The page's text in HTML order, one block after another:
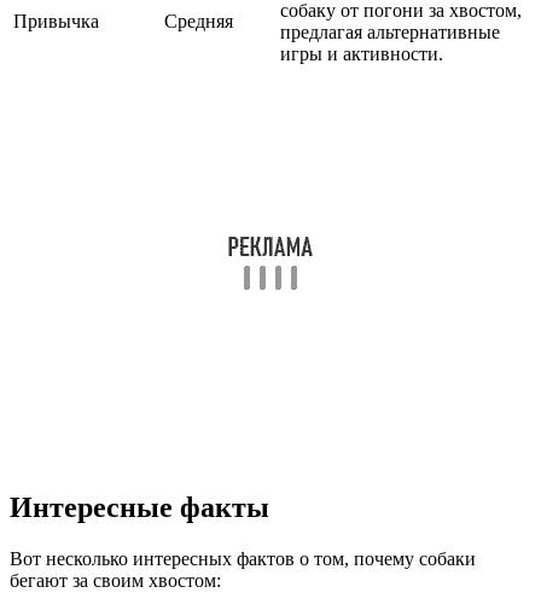
Привычка Средняя
собаку от погони за хвостом,
предлагая альтернативные
игры и активности.
Интересные факты
Вот несколько интересных фактов о том, почему собаки
бегают за своим хвостом: